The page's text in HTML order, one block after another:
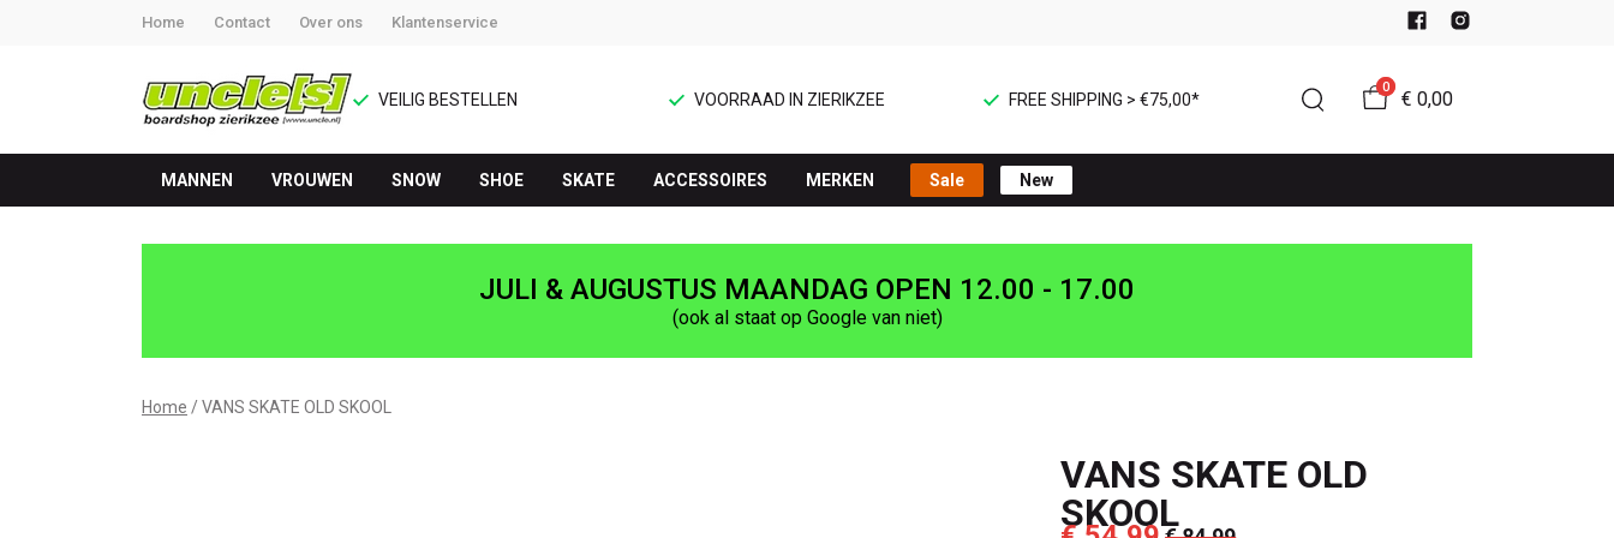
Home Contact Over ons Klantenservice
VEILIG BESTELLEN VOORRAAD IN ZIERIKZEE FREE SHIPPING > €75,00*
0
€ 0,00
MANNEN VROUWEN SNOW SHOE SKATE ACCESSOIRES MERKEN Sale New
VANS
SKOOL
JULI & AUGUSTUS MAANDAG OPEN 12.00 - 17.00
(ook al staat op Google van niet)
Home VANS SKATE OLD SKOOL
VANS SKATE OLD
SKOOL